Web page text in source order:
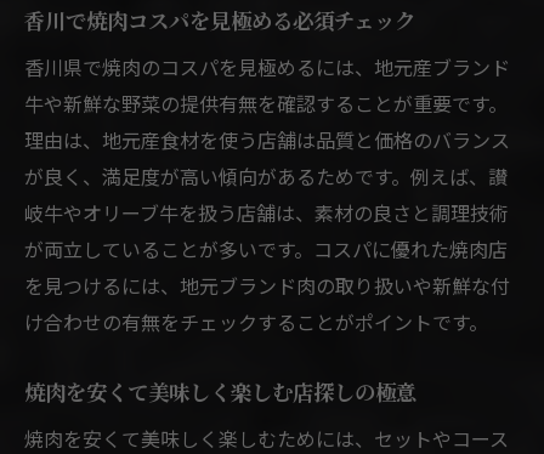
香川で焼肉コスパを見極める必須チェック
香川県で焼肉のコスパを見極めるには、地元産ブランド
牛や新鮮な野菜の提供有無を確認することが重要です。
理由は、地元産食材を使う店舗は品質と価格のバランス
が良く、満足度が高い傾向があるためです。例えば、讃
岐牛やオリーブ牛を扱う店舗は、素材の良さと調理技術
が両立していることが多いです。コスパに優れた焼肉店
を見つけるには、地元ブランド肉の取り扱いや新鮮な付
け合わせの有無をチェックすることがポイントです。
焼肉を安くて美味しく楽しむ店探しの極意
焼肉を安くて美味しく楽しむためには、セットやコース